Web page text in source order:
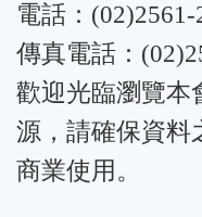
電話：(02)2561-
傳真電話：
歡迎光臨瀏覽本
源，請確保資料
商業使用。